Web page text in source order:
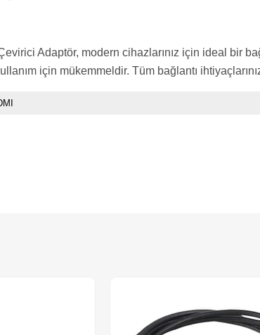
Adaptör, modern cihazlarınız için ideal bir
için mükemmeldir. Tüm bağlantı